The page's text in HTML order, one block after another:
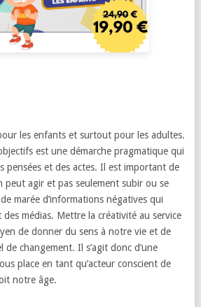
les enfants et surtout pour les adultes.
est une démarche pragmatique qui
pensées et des actes. Il est important de
peut agir et pas seulement subir ou se
marée d’informations négatives qui
médias. Mettre la créativité au service
de donner du sens à notre vie et de
changement. Il s’agit donc d’une
place en tant qu’acteur conscient de
notre âge.